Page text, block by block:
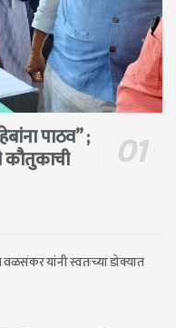
पाठव” ;
कौतुकाची
यांनी स्वतःच्या डोक्यात